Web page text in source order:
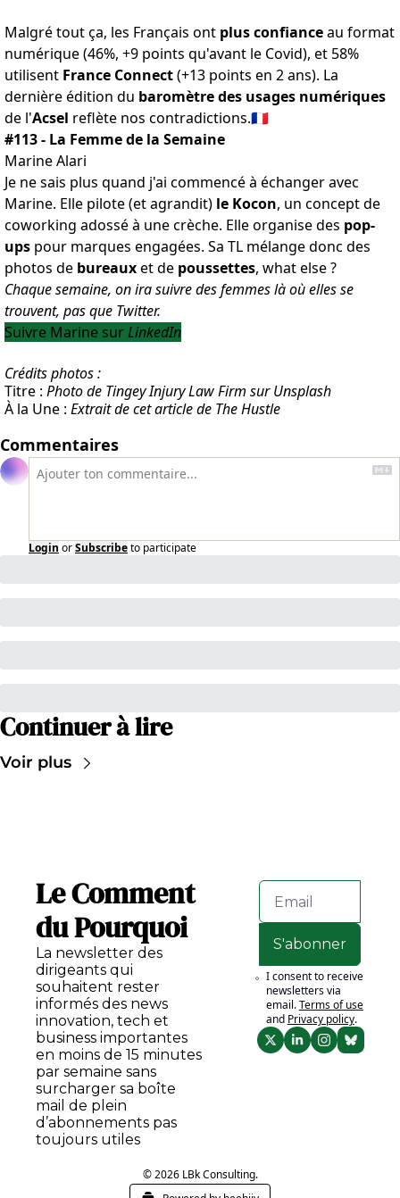
Malgré tout ça, les Français ont plus confianceau format
numérique (46%, +9 points qu'avant le Covid), et 58%
utilisent France Connect(+13 points en 2 ans). La
dernière édition du baromètre des usages numériques
de l'Acsel reflète nos contradictions.🇫🇷
#113 - La Femme de la Semaine
Marine Alari
Je ne sais plus quand j'ai commencé à échanger avec
Marine. Elle pilote (et agrandit) le Kocon, un concept de
coworking adossé à une crèche. Elle organise des pop-
ups pour marques engagées. Sa TL mélange donc des
photos de bureauxet de poussettes, what else ?
Chaque semaine, on ira suivre des femmes là où elles se
trouvent, pas que Twitter.
Suivre Marine surLinkedIn
Crédits photos :
Titre : Photo de Tingey Injury Law Firm sur Unsplash
À la Une : Extrait decet articlede The Hustle
Commentaires
Login orSubscribeto participate
Continuer à lire
Voir plus
Le Comment
du Pourquoi
La newsletter des
dirigeants qui
souhaitent rester
informés des news
innovation, tech et
business importantes
en moins de 15 minutes
par semaine sans
surcharger sa boîte
mail de plein
d’abonnements pas
toujours utiles
S'abonner
I consent to receive
newsletters via
email.Terms of use
and Privacy policy.
© 2026 LBk Consulting.